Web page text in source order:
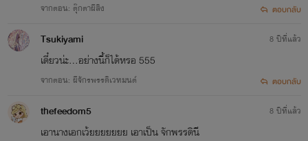
จากตอน: ตุ๊กตาผีสิง ตอบกลับ
Tsukiyami
เดี๋ยวน่ะ...อย่างนี้ก็ได้หรอ 555
จากตอน: ผีจักรพรรดิเวทมนต์
8 ปีที่แล้ว
ตอบกลับ
thefeedom5
เอานางเอกเว้ยยยยยยย เอาเป็น จักพรรดินี
8 ปีที่แล้ว